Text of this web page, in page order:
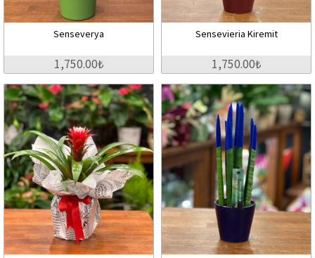
Senseverya
1,750.00₺
Sensevieria Kiremit
1,750.00₺